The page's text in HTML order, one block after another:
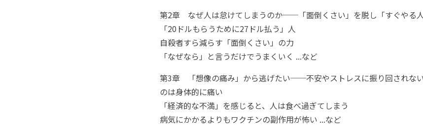
第2章 なぜ人は怠けてしまうのか──「面倒くさい」を脱し「すぐやる
「20ドルもらうために27ドル払う」人
自殺者すら減らす「面倒くさい」の力
「なぜなら」と言うだけでうまくいく ...など
第3章 「想像の痛み」から逃げたい──不安やストレスに振り回されない
のは身体的に痛い
「経済的な不満」を感じると、人は食べ過ぎてしまう
病気にかかるよりもワクチンの副作用が怖い ...など